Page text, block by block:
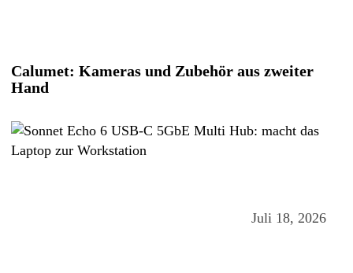
Calumet: Kameras und Zubehör aus zweiter
Hand
Juli 18, 2026